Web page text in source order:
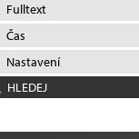
Fulltext
Čas
Nastavení
HLEDEJ